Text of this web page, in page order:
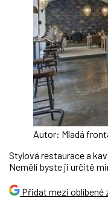
Autor: Mladá
Stylová restaurace a
Neměli byste ji určitě
Přidat mezi oblíbené